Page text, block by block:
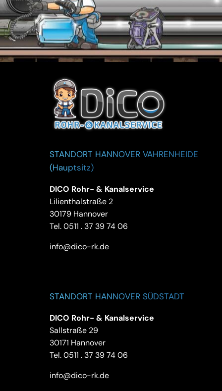
STANDORT HANNOVER VAHRENHEIDE
(Hauptsitz)
DICO Rohr- & Kanalservice
Lilienthalstraße 2
30179 Hannover
Tel.0511 . 37 39 74 06
info@dico-rk.de
STANDORT HANNOVER SÜDSTADT
DICO Rohr- & Kanalservice
Sallstraße 29
30171 Hannover
Tel.0511 . 37 39 74 06
info@dico-rk.de